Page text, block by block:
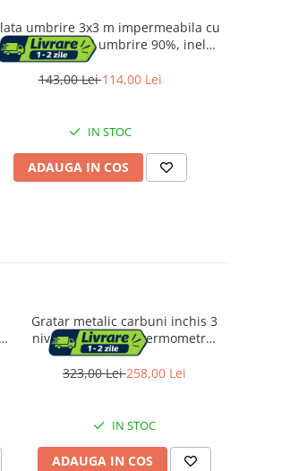
umbrire 3x3 m impermeabila cu
UV, grad umbrire 90%, inele
sfori incluse, husa transport, gri
grafit
143,00 Lei114,00 Lei
IN STOC
ADAUGA IN COS
Gratar metalic carbuni inchis 3
nivele cu capac si termometru,
cos fum reglabil, recipient apa,
80x44x38 cm
323,00 Lei258,00 Lei
IN STOC
ADAUGA IN COS